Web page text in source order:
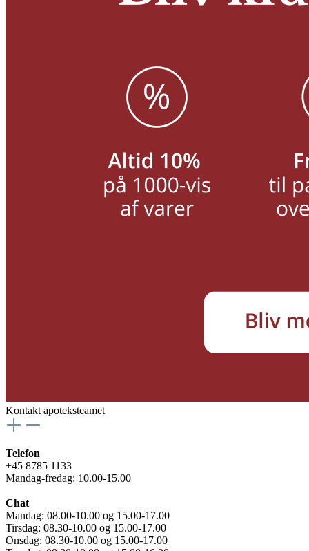
Kontakt apoteksteamet
Telefon
+45 8785 1133
Mandag-fredag: 10.00-15.00
Chat
Mandag: 08.00-10.00 og 15.00-17.00
Tirsdag: 08.30-10.00 og 15.00-17.00
Onsdag: 08.30-10.00 og 15.00-17.00